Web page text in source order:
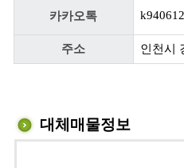
카카오톡
주소 인천시
대체매물정보